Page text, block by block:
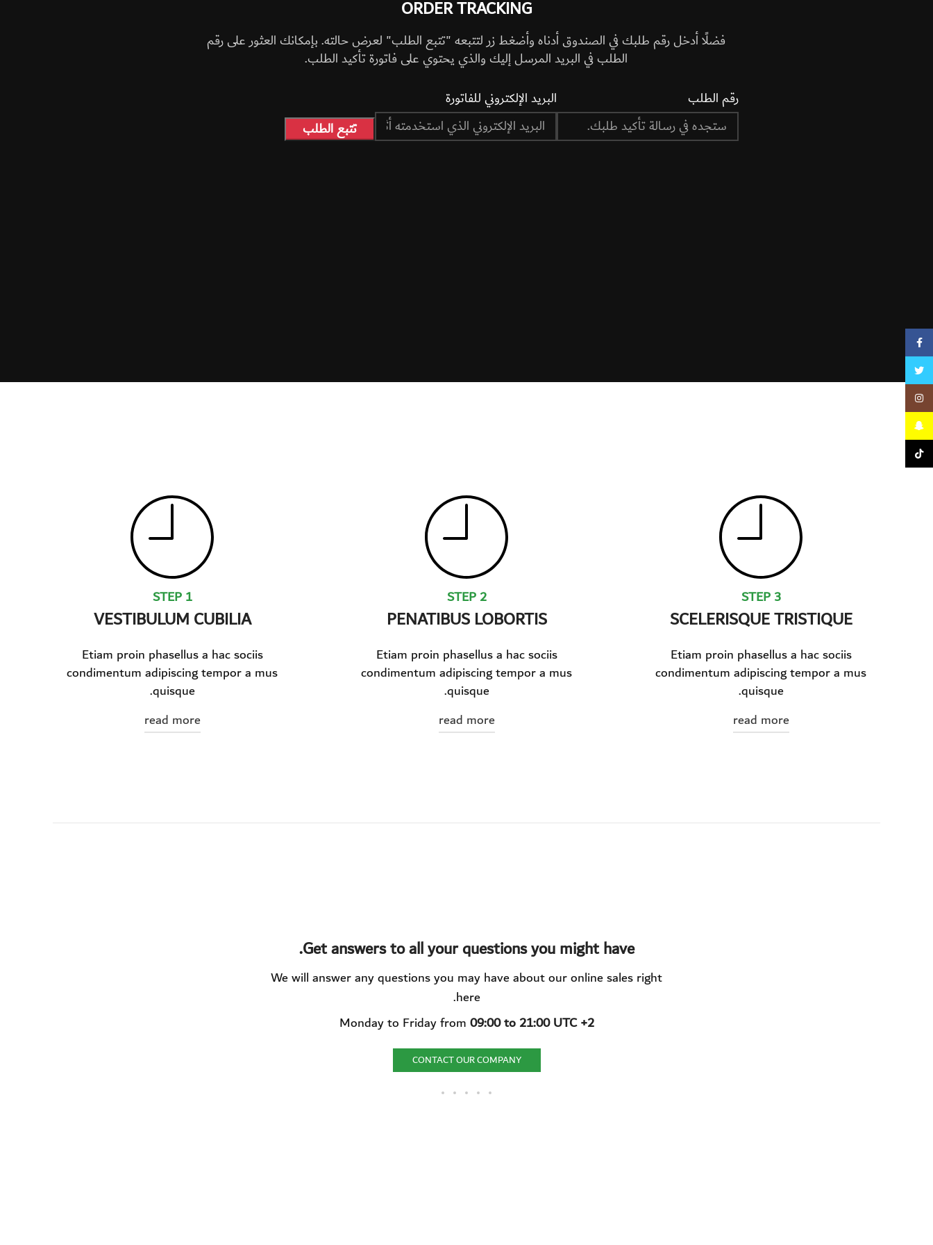
ORDER TRACKING
فضلًا أدخل رقم طلبك في الصندوق أدناه وأضغط زر لتتبعه "تتبع الطلب" لعرض حالته. بإمكانك العثور على رقم
الطلب في البريد المرسل إليك والذي يحتوي على فاتورة تأكيد الطلب.
رقم الطلب
البريد الإلكتروني للفاتورة
تتبع الطلب
STEP 1
VESTIBULUM CUBILIA
Etiam proin phasellus a hac sociis
condimentum adipiscing tempor a mus
quisque.
read more
STEP 2
PENATIBUS LOBORTIS
Etiam proin phasellus a hac sociis
condimentum adipiscing tempor a mus
quisque.
read more
STEP 3
SCELERISQUE TRISTIQUE
Etiam proin phasellus a hac sociis
condimentum adipiscing tempor a mus
quisque.
read more
Get answers to all your questions you might have.
We will answer any questions you may have about our online sales right
here.
Monday to Friday from09:00 to 21:00 UTC +2
CONTACT OUR COMPANY